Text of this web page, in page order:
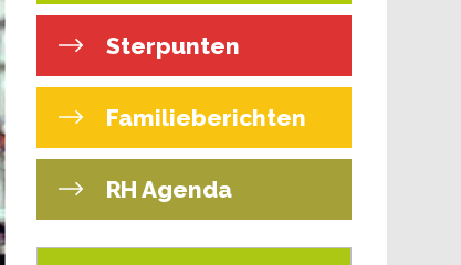
Sterpunten
Familieberichten
RH Agenda